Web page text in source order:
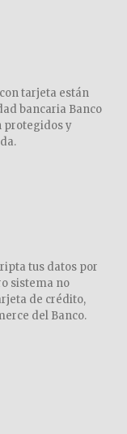
tarjeta están
bancaria Banco
protegidos y
tus datos por
sistema no
de crédito,
del Banco.